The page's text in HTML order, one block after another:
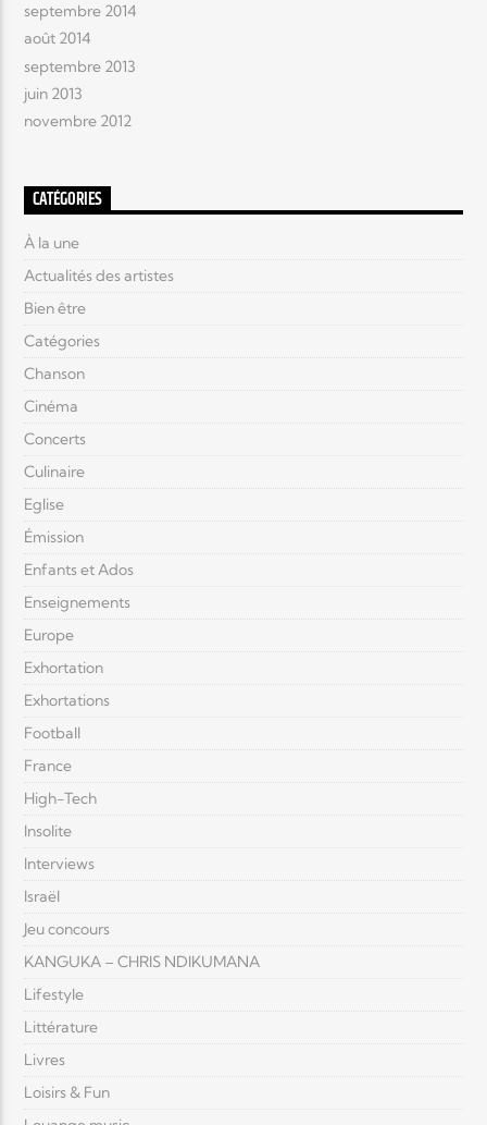
septembre 2014
août 2014
septembre 2013
juin 2013
novembre 2012
CATÉGORIES
À la une
Actualités des artistes
Bien être
Catégories
Chanson
Cinéma
Concerts
Culinaire
Eglise
Émission
Enfants et Ados
Enseignements
Europe
Exhortation
Exhortations
Football
France
High-Tech
Insolite
Interviews
Israël
Jeu concours
KANGUKA – CHRIS NDIKUMANA
Lifestyle
Littérature
Livres
Loisirs & Fun